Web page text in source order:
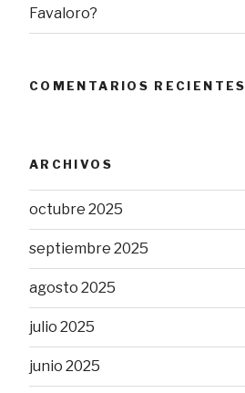
Favaloro?
COMENTARIOS RECIENTES
ARCHIVOS
octubre 2025
septiembre 2025
agosto 2025
julio 2025
junio 2025